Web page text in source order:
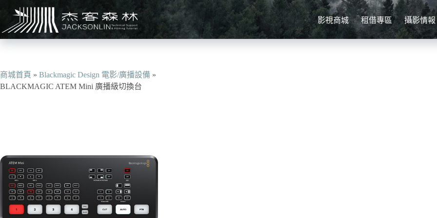
主
要
影視商城 租借專區 攝影情報
商城首頁 » Blackmagic Design 電影/廣播設備 »
BLACKMAGIC ATEM Mini 廣播級切換台